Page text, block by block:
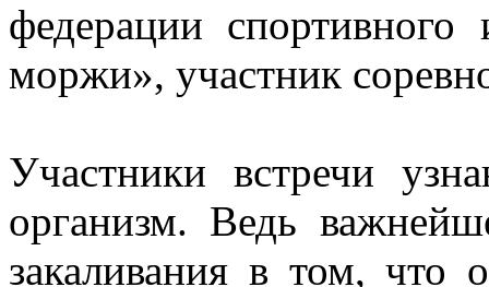
федерации
моржи», участник
Участники встречи
организм. Ведь
закаливания в том, что